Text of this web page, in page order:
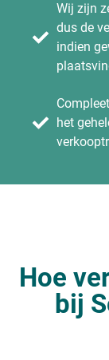
Wij zijn
dus de
indien
het
Hoe
bij